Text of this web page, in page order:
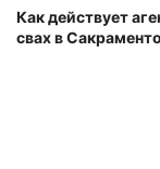
Как действует
свах в Сакраменто